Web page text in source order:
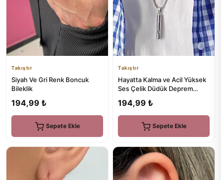
Takıştır
Siyah Ve Gri Renk Boncuk
Bileklik
194,99 ₺
Sepete Ekle
Takıştır
Hayatta Kalma ve Acil Yüksek
Ses Çelik Düdük Deprem
194,99 ₺
Sepete Ekle